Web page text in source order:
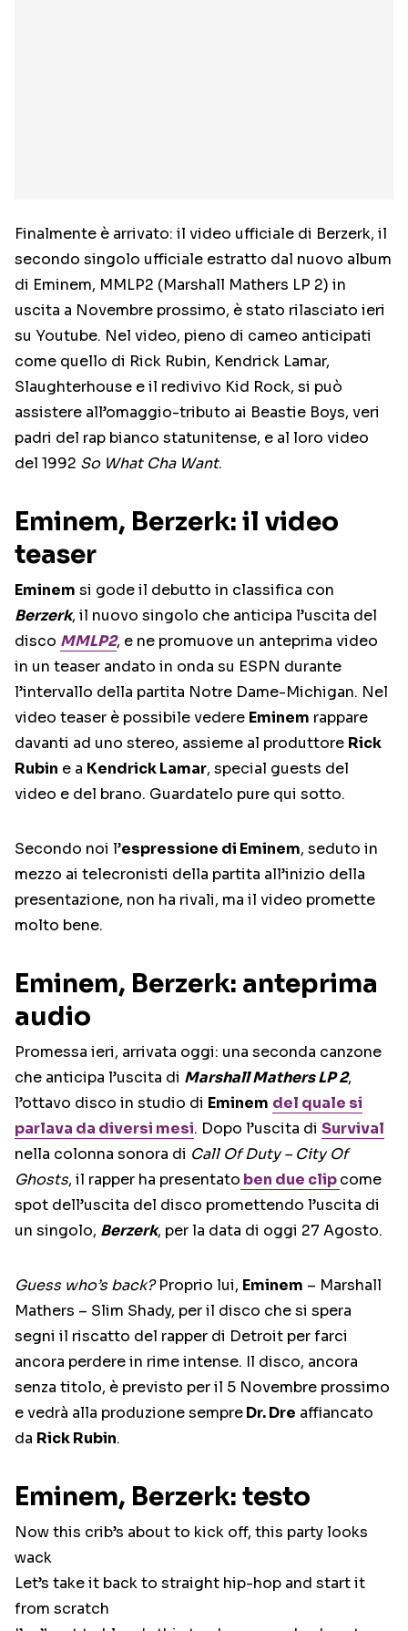
Finalmente è arrivato: il video ufficiale di Berzerk, il
secondo singolo ufficiale estratto dal nuovo album
di Eminem, MMLP2 (Marshall Mathers LP 2) in
uscita a Novembre prossimo, è stato rilasciato ieri
su Youtube. Nel video, pieno di cameo anticipati
come quello di Rick Rubin, Kendrick Lamar,
Slaughterhouse e il redivivo Kid Rock, si può
assistere all’omaggio-tributo ai Beastie Boys, veri
padri del rap bianco statunitense, e al loro video
del 1992 So What Cha Want.
Eminem, Berzerk: il video
teaser
Eminem si gode il debutto in classifica con
Berzerk, il nuovo singolo che anticipa l’uscita del
disco MMLP2, e ne promuove un anteprima video
in un teaser andato in onda su ESPN durante
l’intervallo della partita Notre Dame-Michigan. Nel
video teaser è possibile vedere Eminem rappare
davanti ad uno stereo, assieme al produttore Rick
Rubin e a Kendrick Lamar, special guests del
video e del brano. Guardatelo pure qui sotto.
Secondo noi l’espressione di Eminem, seduto in
mezzo ai telecronisti della partita all’inizio della
presentazione, non ha rivali, ma il video promette
molto bene.
Eminem, Berzerk: anteprima
audio
Promessa ieri, arrivata oggi: una seconda canzone
che anticipa l’uscita di Marshall Mathers LP 2,
l’ottavo disco in studio di Eminem del quale si
parlava da diversi mesi. Dopo l’uscita di Survival
nella colonna sonora di Call Of Duty – City Of
Ghosts, il rapper ha presentato ben due clipcome
spot dell’uscita del disco promettendo l’uscita di
un singolo, Berzerk, per la data di oggi 27 Agosto.
Guess who’s back?Proprio lui, Eminem – Marshall
Mathers – Slim Shady, per il disco che si spera
segni il riscatto del rapper di Detroit per farci
ancora perdere in rime intense. Il disco, ancora
senza titolo, è previsto per il 5 Novembre prossimo
e vedrà alla produzione sempreDr. Dre affiancato
da Rick Rubin.
Eminem, Berzerk: testo
Now this crib’s about to kick off, this party looks
wack
Let’s take it back to straight hip-hop and start it
from scratch